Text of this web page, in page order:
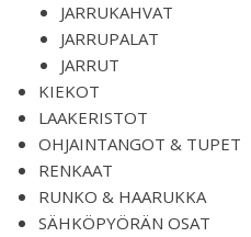
JARRUKAHVAT
JARRUPALAT
JARRUT
KIEKOT
LAAKERISTOT
OHJAINTANGOT & TUPET
RENKAAT
RUNKO & HAARUKKA
SÄHKÖPYÖRÄN OSAT